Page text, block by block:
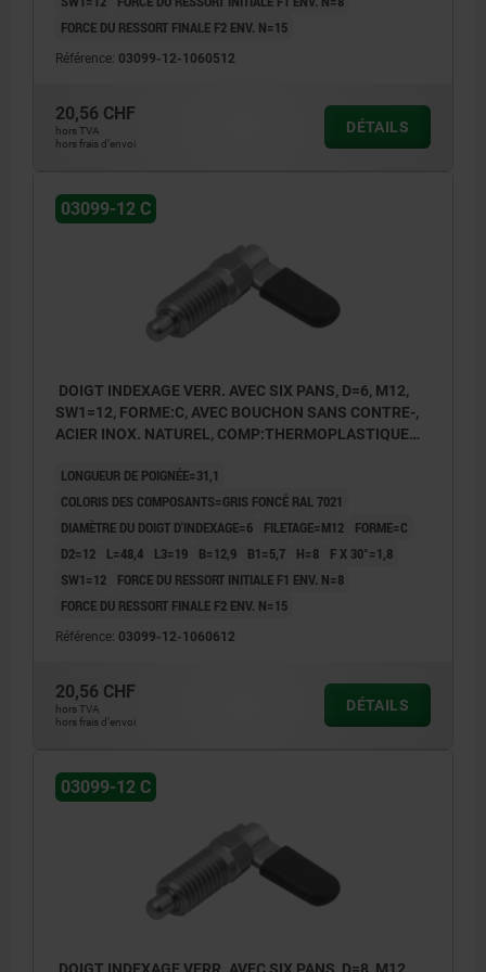
FORCE DU RESSORT FINALE F2 ENV. N=15
Référence: 03099-12-1060512
20,56 CHF
hors TVA
hors frais d’envoi
DÉTAILS
03099-12 C
DOIGT INDEXAGE VERR. AVEC SIX PANS, D=6, M12,
SW1=12, FORME:C, AVEC BOUCHON SANS CONTRE-,
ACIER INOX. NATUREL, COMP:THERMOPLASTIQUE
LONGUEUR DE POIGNÉE=31,1
COLORIS DES COMPOSANTS=GRIS FONCÉ RAL 7021
DIAMÈTRE DU DOIGT D'INDEXAGE=6
FILETAGE=M12
FORME=C
D2=12
L=48,4 L3=19 B=12,9 B1=5,7 H=8
F X 30°=1,8
SW1=12
FORCE DU RESSORT INITIALE F1 ENV. N=8
FORCE DU RESSORT FINALE F2 ENV. N=15
Référence: 03099-12-1060612
20,56 CHF
hors TVA
hors frais d’envoi
DÉTAILS
03099-12 C